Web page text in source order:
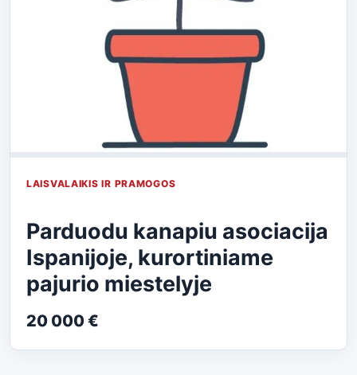
LAISVALAIKIS IR PRAMOGOS
Parduodu kanapiu asociacija
Ispanijoje, kurortiniame
pajurio miestelyje
20 000 €